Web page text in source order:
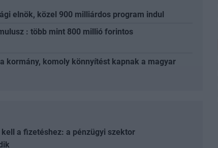
elnök, közel 900 milliárdos program indul
: több mint 800 millió forintos
kormány, komoly könnyítést kapnak a magyar
a fizetéshez: a pénzügyi szektor